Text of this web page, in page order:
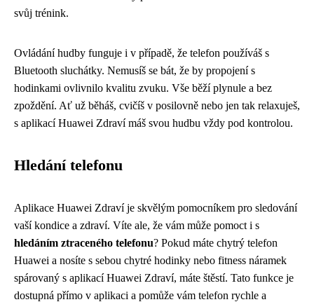
svůj trénink.
Ovládání hudby funguje i v případě, že telefon používáš s
Bluetooth sluchátky. Nemusíš se bát, že by propojení s
hodinkami ovlivnilo kvalitu zvuku. Vše běží plynule a bez
zpoždění. Ať už běháš, cvičíš v posilovně nebo jen tak relaxuješ,
s aplikací Huawei Zdraví máš svou hudbu vždy pod kontrolou.
Hledání telefonu
Aplikace Huawei Zdraví je skvělým pomocníkem pro sledování
vaší kondice a zdraví. Víte ale, že vám může pomoct i s
hledáním ztraceného telefonu? Pokud máte chytrý telefon
Huawei a nosíte s sebou chytré hodinky nebo fitness náramek
spárovaný s aplikací Huawei Zdraví, máte štěstí. Tato funkce je
dostupná přímo v aplikaci a pomůže vám telefon rychle a